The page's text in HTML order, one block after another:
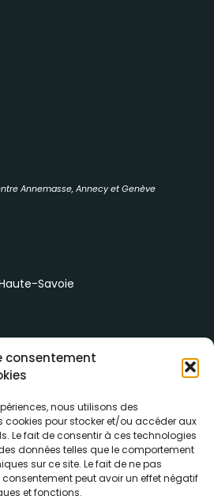
consentement
nous utilisons des
cookies pour stocker et/ou accéder aux
Le fait de consentir à ces technologies
données telles que le comportement
sur ce site. Le fait de ne pas
peut avoir un effet négatif
et fonctions.
Annemasse, Annecy et Genève
Savoie